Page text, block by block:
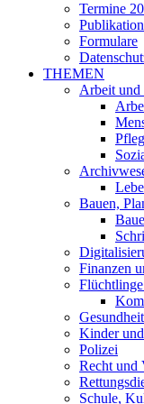
Termine
Formulare
THEMEN
Arbeit und
Bauen,
Finanzen
Gesundheit
Kinder
Polizei
Recht und
Schule,